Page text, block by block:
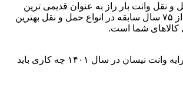
نقل وانت بار راز به عنوان قدیمی ترین
باربری ایران با بیش از ۷۵ سال سابقه در انواع حمل و نقل بهترین
کالاهای شما است.
برای اطلاع از نرخ کرایه وانت نیسان در سال ۱۴۰۱ چه کاری باید